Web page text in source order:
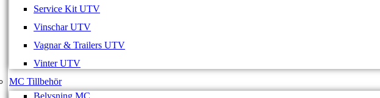
Service Kit UTV
Vinschar UTV
Vagnar & Trailers UTV
Vinter UTV
MC Tillbehör
Belysning MC